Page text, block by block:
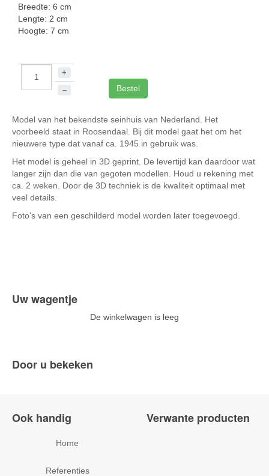
Breedte: 6 cm
Lengte: 2 cm
Hoogte: 7 cm
+
–
Bestel
Model van het bekendste seinhuis van Nederland. Het
voorbeeld staat in Roosendaal. Bij dit model gaat het om het
nieuwere type dat vanaf ca. 1945 in gebruik was.
Het model is geheel in 3D geprint. De levertijd kan daardoor wat
langer zijn dan die van gegoten modellen. Houd u rekening met
ca. 2 weken. Door de 3D techniek is de kwaliteit optimaal met
veel details.
Foto's van een geschilderd model worden later toegevoegd.
Uw wagentje
De winkelwagen is leeg
Door u bekeken
Ook handig
Home
Referenties
Verwante producten